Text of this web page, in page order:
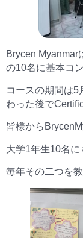
Brycen Myanmar
の10名に基本コ
コースの期間は5
わった後で
皆様から
大学1年生10名に
毎年その二つを